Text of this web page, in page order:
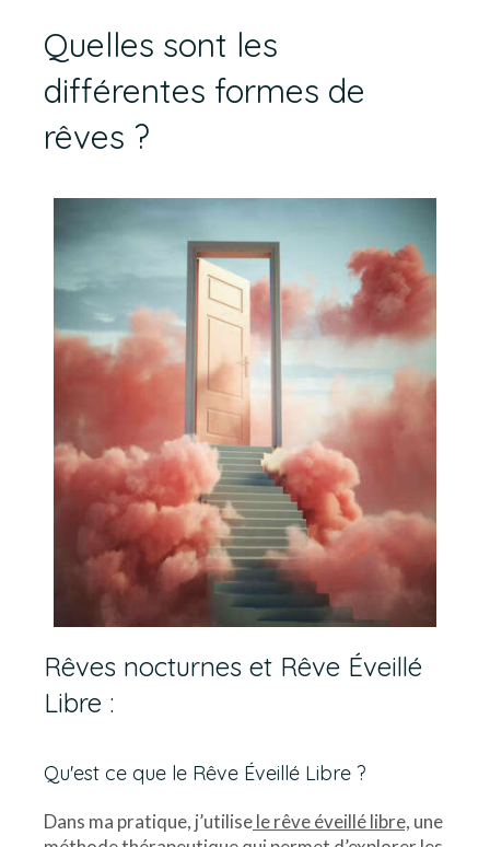
Quelles sont les
différentes formes de
rêves ?
Rêves nocturnes et Rêve Éveillé
Libre :
Qu'est ce que le Rêve Éveillé Libre ?
Dans ma pratique, j’utilisele rêve éveillé libre, une